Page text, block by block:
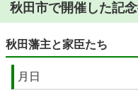
秋田市で開催した記
秋田藩主と家臣たち
月日